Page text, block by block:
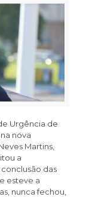
Urgência de
nova
Martins,
a
das
esteve a
nunca fechou,